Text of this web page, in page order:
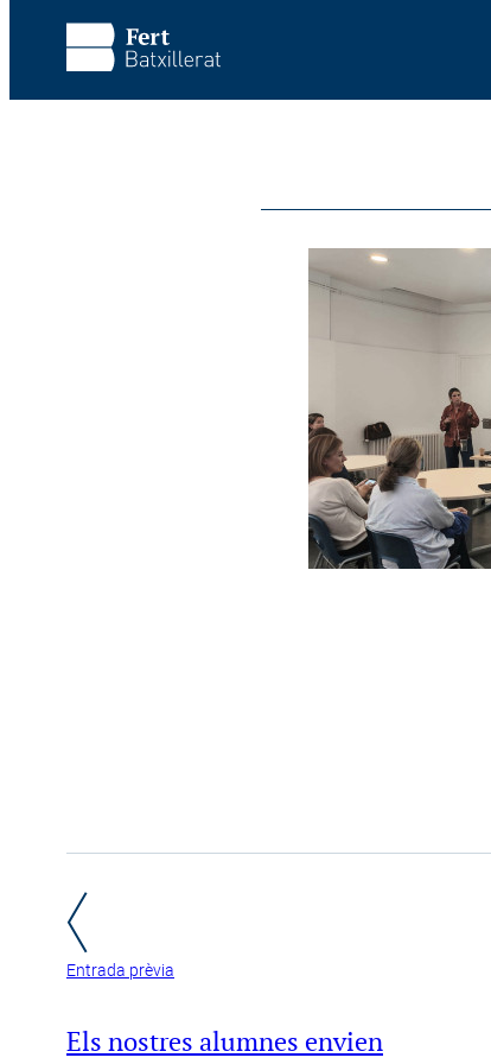
Vés al contingut principal
Entrada prèvia
Els nostres alumnes envien